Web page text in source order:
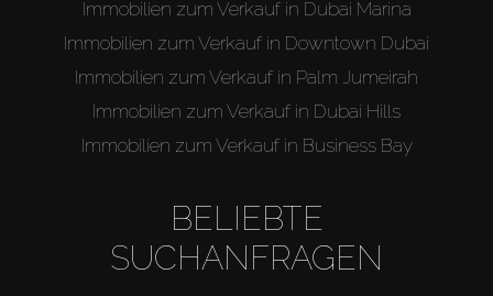
Agenten
About Us
Immobilien zum Verkauf in Dubai Marina
Immobilien zum Verkauf in Downtown Dubai
Immobilien zum Verkauf in Palm Jumeirah
Immobilien zum Verkauf in Dubai Hills
Immobilien zum Verkauf in Business Bay
BELIEBTE
SUCHANFRAGEN